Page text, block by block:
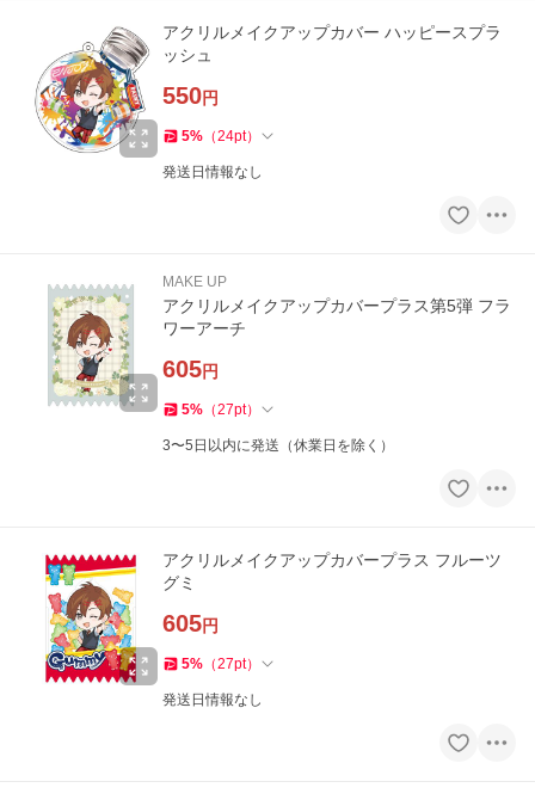
アクリルメイクアップカバー ハッピースプラ
ッシュ
550円
5% （24pt）
発送日情報なし
MAKE UP
アクリルメイクアップカバープラス第5弾 フラ
ワーアーチ
605円
5% （27pt）
3〜5日以内に発送（休業日を除く）
アクリルメイクアップカバープラス フルーツ
グミ
605円
5% （27pt）
発送日情報なし